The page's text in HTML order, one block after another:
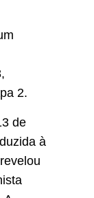
2.
de
à